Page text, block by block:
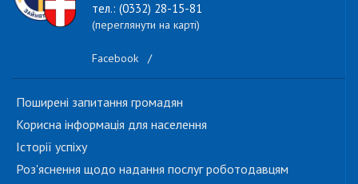
тел.: (0332) 28-15-81
(переглянути на карті)
Facebook /
Поширені запитання громадян
Корисна інформація для населення
Історії успіху
Роз'яснення щодо надання послуг роботодавцям